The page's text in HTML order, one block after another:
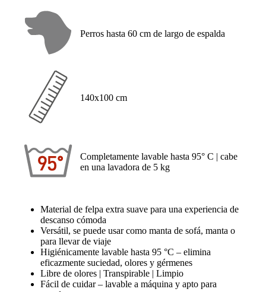
Perros hasta 60 cm de largo de espalda
140x100 cm
Completamente lavable hasta 95° C | cabe
en una lavadora de 5 kg
Material de felpa extra suave para una experiencia de
descanso cómoda
Versátil, se puede usar como manta de sofá, manta o
para llevar de viaje
Higiénicamente lavable hasta 95 °C – elimina
eficazmente suciedad, olores y gérmenes
Libre de olores | Transpirable | Limpio
Fácil de cuidar – lavable a máquina y apto para